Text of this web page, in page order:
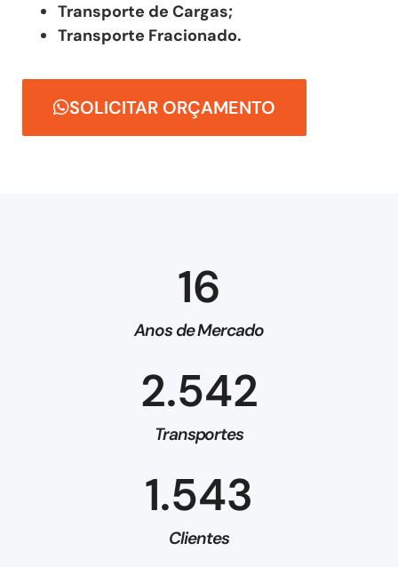
Transporte de Cargas;
Transporte Fracionado.
SOLICITAR ORÇAMENTO
Anos de Mercado
16
Transportes
2.542
Clientes
1.543